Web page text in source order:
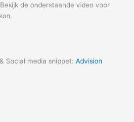
de onderstaande video voor
Social media snippet:Advision